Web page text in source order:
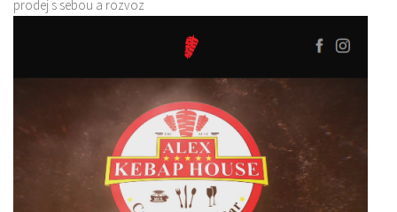
prodej s sebou a rozvoz